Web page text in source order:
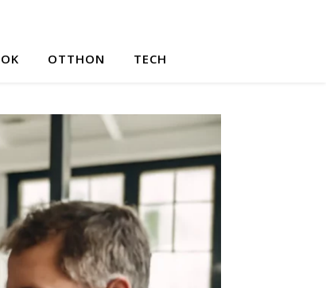
OTTHON TECH